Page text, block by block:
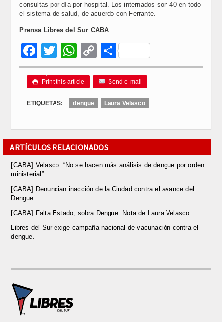
consultas por día por hospital. Los internados son 40 en todo
el sistema de salud, de acuerdo con Ferrante.
Prensa Libres del Sur CABA
Facebook
Twitter
WhatsApp
Copy
Link
Compartir
 Print this article Send e-mail
ETIQUETAS: dengue Laura Velasco
ARTÍCULOS RELACIONADOS
[CABA] Velasco: “No se hacen más análisis de dengue por orden
ministerial”
[CABA] Denuncian inacción de la Ciudad contra el avance del
Dengue
[CABA] Falta Estado, sobra Dengue. Nota de Laura Velasco
Libres del Sur exige campaña nacional de vacunación contra el
dengue.